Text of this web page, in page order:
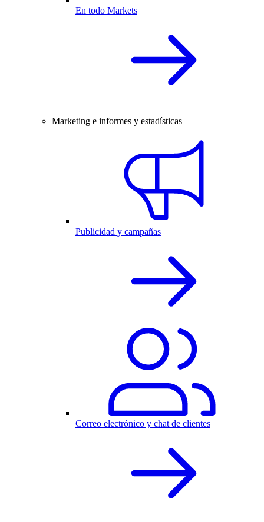
En todo Markets
Marketing e informes y estadísticas
Publicidad y campañas
Correo electrónico y chat de clientes